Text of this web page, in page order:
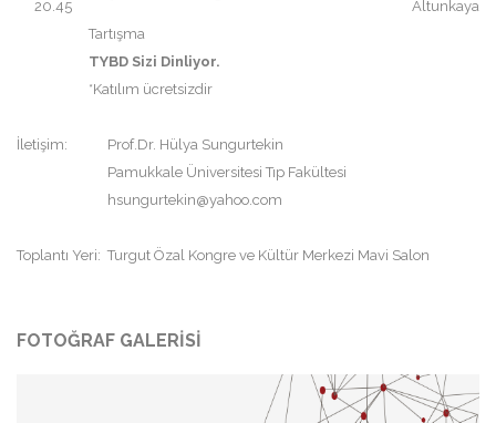
20.45
Altunkaya
Tartışma
TYBD Sizi Dinliyor.
*Katılım ücretsizdir
İletişim:
Prof.Dr. Hülya Sungurtekin
Pamukkale Üniversitesi Tıp Fakültesi
hsungurtekin@yahoo.com
Toplantı Yeri: Turgut Özal Kongre ve Kültür Merkezi Mavi Salon
FOTOĞRAF GALERISI